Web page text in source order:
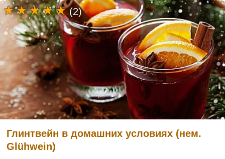
Глинтвейн в домашних условиях (нем.
Glühwein)
(2)